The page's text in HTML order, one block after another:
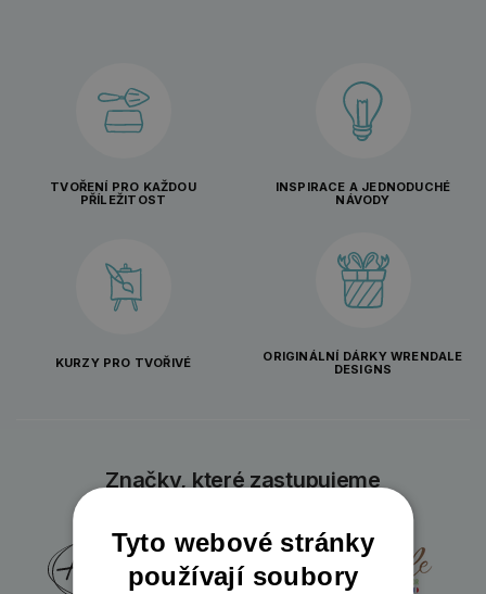
TVOŘENÍ PRO KAŽDOU
PŘÍLEŽITOST
INSPIRACE A JEDNODUCHÉ
NÁVODY
KURZY PRO TVOŘIVÉ
ORIGINÁLNÍ DÁRKY WRENDALE
DESIGNS
Značky, které zastupujeme
Tyto webové stránky
používají soubory